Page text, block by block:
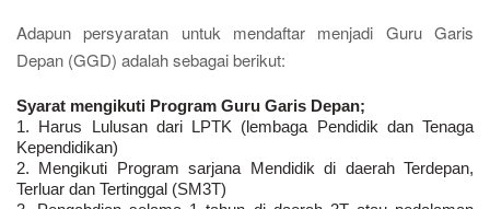
Adapun persyaratan untuk mendaftar menjadi Guru Garis
Depan (GGD) adalah sebagai berikut:
Syarat mengikuti Program Guru Garis Depan;
1. Harus Lulusan dari LPTK (lembaga Pendidik dan Tenaga
Kependidikan)
2. Mengikuti Program sarjana Mendidik di daerah Terdepan,
Terluar dan Tertinggal (SM3T)